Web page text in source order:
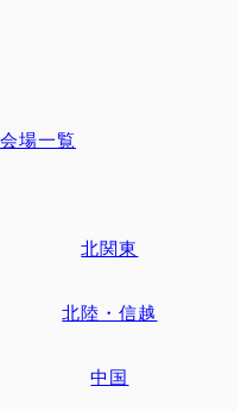
場一覧
北関東
北陸・信越
中国